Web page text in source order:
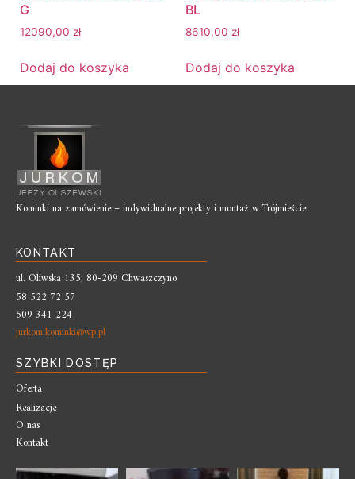
G
12090,00 zł
Dodaj do koszyka
BL
8610,00 zł
Dodaj do koszyka
Kominki na zamówienie – indywidualne projekty i montaż w Trójmieście
KONTAKT
ul. Oliwska 135, 80-209 Chwaszczyno
58 522 72 57
509 341 224
jurkom.kominki@wp.pl
SZYBKI DOSTĘP
Oferta
Realizacje
O nas
Kontakt